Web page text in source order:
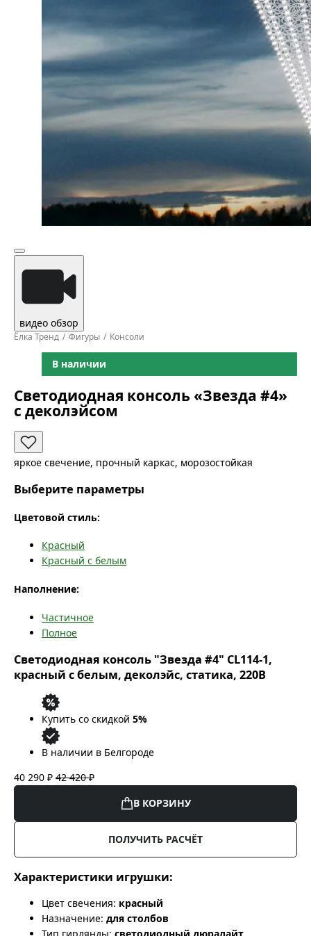
видео обзор
Ёлка Тренд Фигуры Консоли
В наличии
Светодиодная консоль «Звезда #4»
с деколэйсом
яркое свечение, прочный каркас, морозостойкая
Выберите параметры
Цветовой стиль:
Красный
Красный с белым
Наполнение:
Частичное
Полное
Светодиодная консоль "Звезда #4" CL114-1,
красный с белым, деколэйс, статика, 220В
Купить со скидкой 5%
В наличии в Белгороде
40 290 ₽ 42 420 ₽
В КОРЗИНУ
ПОЛУЧИТЬ РАСЧЁТ
Характеристики игрушки:
Цвет свечения: красный
Назначение: для столбов